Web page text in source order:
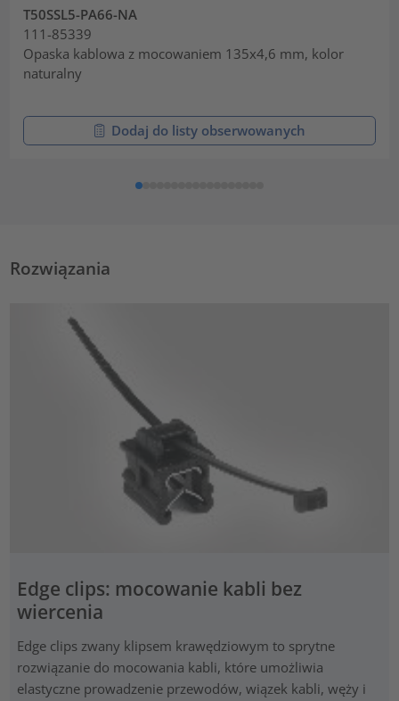
T50SSL5-PA66-NA
111-85339
Opaska kablowa z mocowaniem 135x4,6 mm, kolor
naturalny
Dodaj do listy obserwowanych
Rozwiązania
Edge clips: mocowanie kabli bez
wiercenia
Edge clips zwany klipsem krawędziowym to sprytne
rozwiązanie do mocowania kabli, które umożliwia
elastyczne prowadzenie przewodów, wiązek kabli, węży i